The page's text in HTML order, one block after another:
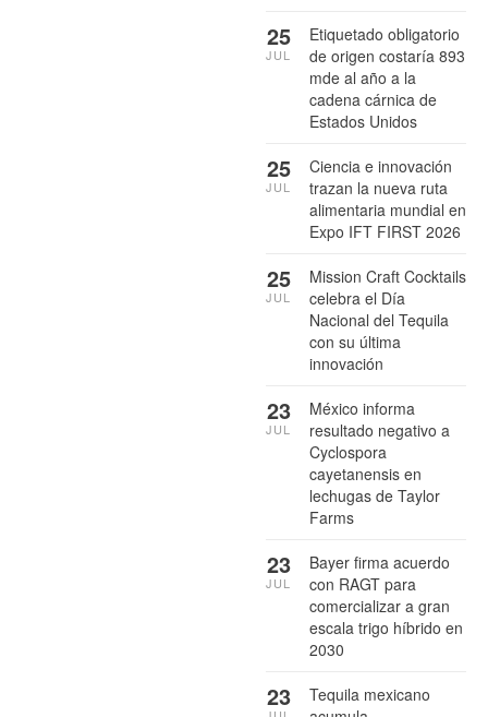
Etiquetado obligatorio
de origen costaría 893
mde al año a la
cadena cárnica de
Estados Unidos
25
JUL
Ciencia e innovación
trazan la nueva ruta
alimentaria mundial en
Expo IFT FIRST 2026
25
JUL
Mission Craft Cocktails
celebra el Día
Nacional del Tequila
con su última
innovación
25
JUL
México informa
resultado negativo a
Cyclospora
cayetanensis en
lechugas de Taylor
Farms
23
JUL
Bayer firma acuerdo
con RAGT para
comercializar a gran
escala trigo híbrido en
2030
23
JUL
Tequila mexicano
23